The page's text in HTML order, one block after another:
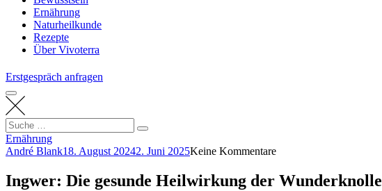
Ernährung
Naturheilkunde
Rezepte
Über Vivoterra
Erstgespräch anfragen
Search
for:
Suche
Ernährung
André Blank18. August 20242. Juni 2025Keine Kommentare
Ingwer: Die gesunde Heilwirkung der Wunderknolle